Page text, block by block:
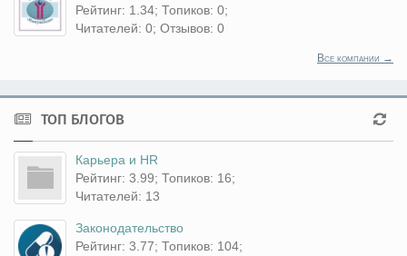
Рейтинг: 1.34; Топиков: 0;
Читателей: 0; Отзывов: 0
Все компании →
ТОП БЛОГОВ
Карьера и HR
Рейтинг: 3.99; Топиков: 16;
Читателей: 13
Законодательство
Рейтинг: 3.77; Топиков: 104;